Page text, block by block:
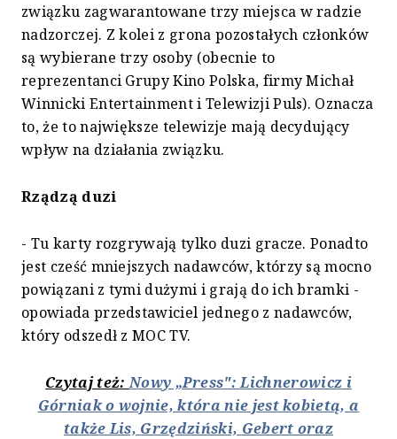
związku zagwarantowane trzy miejsca w radzie
nadzorczej. Z kolei z grona pozostałych członków
są wybierane trzy osoby (obecnie to
reprezentanci Grupy Kino Polska, firmy Michał
Winnicki Entertainment i Telewizji Puls). Oznacza
to, że to największe telewizje mają decydujący
wpływ na działania związku.
Rządzą duzi
- Tu karty rozgrywają tylko duzi gracze. Ponadto
jest cześć mniejszych nadawców, którzy są mocno
powiązani z tymi dużymi i grają do ich bramki -
opowiada przedstawiciel jednego z nadawców,
który odszedł z MOC TV.
Czytaj też:Nowy „Press": Lichnerowicz i
Górniak o wojnie, która nie jest kobietą, a
także Lis, Grzędziński, Gebert oraz